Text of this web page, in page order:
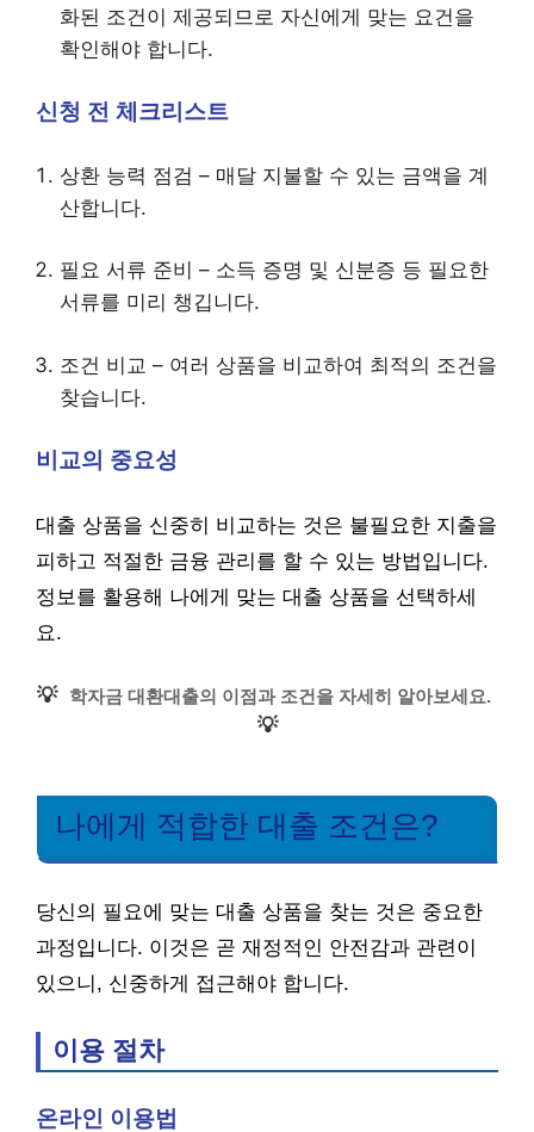
화된 조건이 제공되므로 자신에게 맞는 요건을
확인해야 합니다.
신청 전 체크리스트
상환 능력 점검 – 매달 지불할 수 있는 금액을 계
산합니다.
필요 서류 준비 – 소득 증명 및 신분증 등 필요한
서류를 미리 챙깁니다.
조건 비교 – 여러 상품을 비교하여 최적의 조건을
찾습니다.
비교의 중요성
대출 상품을 신중히 비교하는 것은 불필요한 지출을
피하고 적절한 금융 관리를 할 수 있는 방법입니다.
정보를 활용해 나에게 맞는 대출 상품을 선택하세
요.
💡 학자금 대환대출의 이점과 조건을 자세히 알아보세요.
💡
나에게 적합한 대출 조건은?
당신의 필요에 맞는 대출 상품을 찾는 것은 중요한
과정입니다. 이것은 곧 재정적인 안전감과 관련이
있으니, 신중하게 접근해야 합니다.
이용 절차
온라인 이용법